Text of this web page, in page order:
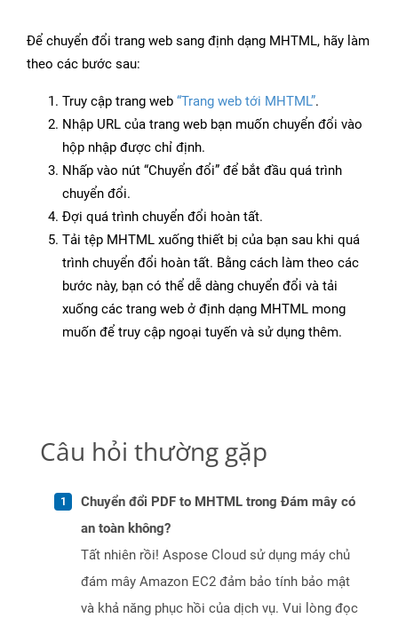
Để chuyển đổi trang web sang định dạng MHTML, hãy làm
theo các bước sau:
Truy cập trang web “Trang web tới MHTML”.
Nhập URL của trang web bạn muốn chuyển đổi vào
hộp nhập được chỉ định.
Nhấp vào nút “Chuyển đổi” để bắt đầu quá trình
chuyển đổi.
Đợi quá trình chuyển đổi hoàn tất.
Tải tệp MHTML xuống thiết bị của bạn sau khi quá
trình chuyển đổi hoàn tất. Bằng cách làm theo các
bước này, bạn có thể dễ dàng chuyển đổi và tải
xuống các trang web ở định dạng MHTML mong
muốn để truy cập ngoại tuyến và sử dụng thêm.
Câu hỏi thường gặp
Chuyển đổi PDF to MHTML trong Đám mây có
an toàn không?
Tất nhiên rồi! Aspose Cloud sử dụng máy chủ
đám mây Amazon EC2 đảm bảo tính bảo mật
và khả năng phục hồi của dịch vụ. Vui lòng đọc